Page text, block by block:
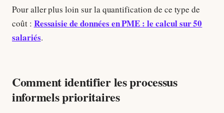
Pour aller plus loin sur la quantification de ce type de
coût : Ressaisie de données en PME : le calcul sur 50
salariés.
Comment identifier les processus
informels prioritaires